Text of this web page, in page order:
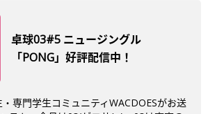
卓球03#5 ニュージングル
「PONG」好評配信中！
・専門学生コミュニティWACDOESがお送